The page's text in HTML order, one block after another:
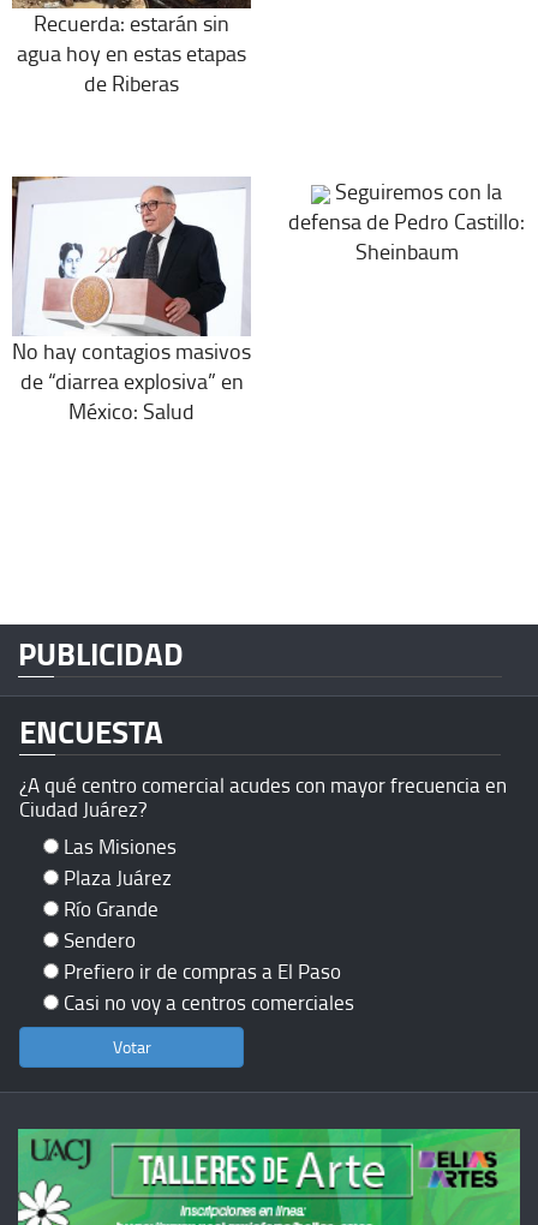
Recuerda: estarán sin
agua hoy en estas etapas
de Riberas
No hay contagios masivos
de “diarrea explosiva” en
México: Salud
Seguiremos con la
defensa de Pedro Castillo:
Sheinbaum
PUBLICIDAD
ENCUESTA
¿A qué centro comercial acudes con mayor frecuencia en
Ciudad Juárez?
Las Misiones
Plaza Juárez
Río Grande
Sendero
Prefiero ir de compras a El Paso
Casi no voy a centros comerciales